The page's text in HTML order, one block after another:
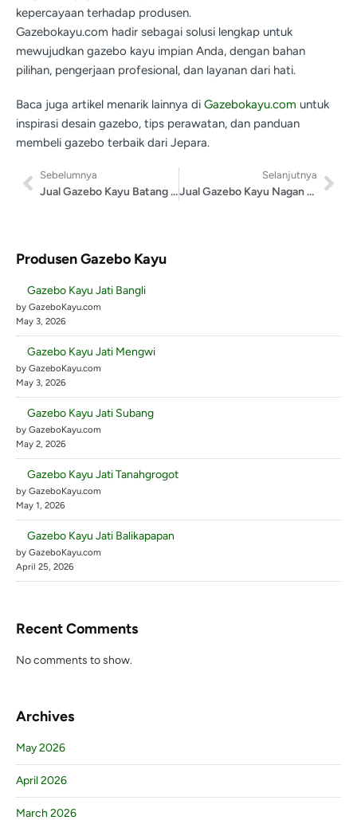
kepercayaan terhadap produsen.
Gazebokayu.com hadir sebagai solusi lengkap untuk
mewujudkan gazebo kayu impian Anda, dengan bahan
pilihan, pengerjaan profesional, dan layanan dari hati.
Baca juga artikel menarik lainnya di Gazebokayu.com untuk
inspirasi desain gazebo, tips perawatan, dan panduan
membeli gazebo terbaik dari Jepara.
Sebelumnya
Jual Gazebo Kayu Batang Hari
Selanjutnya
Jual Gazebo Kayu Nagan Raya
Produsen Gazebo Kayu
Gazebo Kayu Jati Bangli
by GazeboKayu.com
May 3, 2026
Gazebo Kayu Jati Mengwi
by GazeboKayu.com
May 3, 2026
Gazebo Kayu Jati Subang
by GazeboKayu.com
May 2, 2026
Gazebo Kayu Jati Tanahgrogot
by GazeboKayu.com
May 1, 2026
Gazebo Kayu Jati Balikapapan
by GazeboKayu.com
April 25, 2026
Recent Comments
No comments to show.
Archives
May 2026
April 2026
March 2026